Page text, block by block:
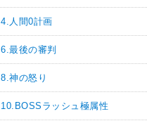
4.人間0計画
6.最後の審判
8.神の怒り
10.BOSSラッシュ極属性